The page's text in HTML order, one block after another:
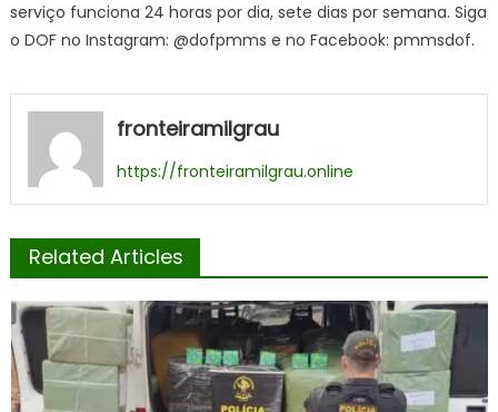
serviço funciona 24 horas por dia, sete dias por semana. Siga
o DOF no Instagram: @dofpmms e no Facebook: pmmsdof.
fronteiramilgrau
https://fronteiramilgrau.online
Related Articles